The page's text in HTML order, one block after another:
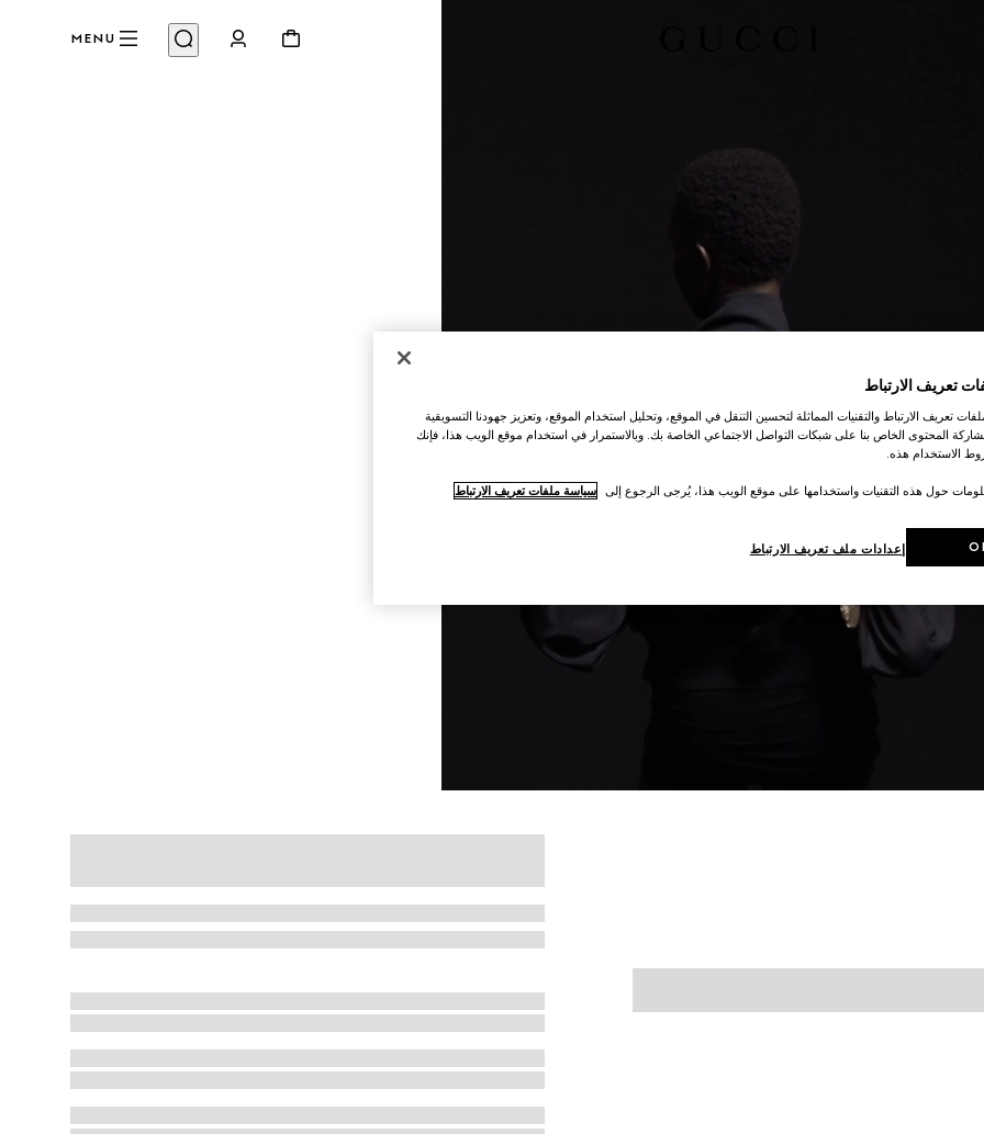
MENU
تعريف الارتباط
تعريف الارتباط والتقنيات المماثلة لتحسين التنقل في الموقع، وتحليل استخدام الموقع، وتعزيز جهودنا التسويقية
المحتوى الخاص بنا على شبكات التواصل الاجتماعي الخاصة بك. وبالاستمرار في استخدام موقع الويب هذا، فإنك
الاستخدام هذه.
حول هذه التقنيات واستخدامها على موقع الويب هذا، يُرجى الرجوع إلى سياسة ملفات تعريف الارتباط
إعدادات ملف تعريف الارتباط